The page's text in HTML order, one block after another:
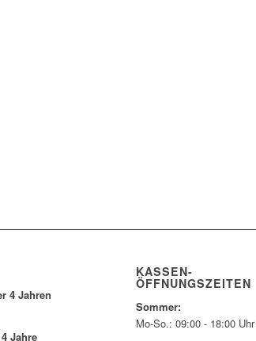
4 Jahren
Jahre
KASSEN-
ÖFFNUNGSZEITEN
Sommer:
Mo-So.: 09:00 - 18:00 Uhr